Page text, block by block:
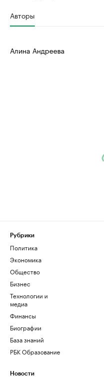
Авторы
Алина Андреева
Рубрики
Политика
Экономика
Общество
Бизнес
Технологии и
медиа
Финансы
Биографии
База знаний
РБК Образование
Новости